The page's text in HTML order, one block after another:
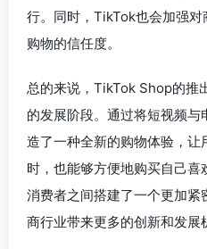
行。同时，TikTok也会加强
购物的信任度。
总的来说，TikTok Shop的推
的发展阶段。通过将短视频
造了一种全新的购物体验，让
时，也能够方便地购买自己
消费者之间搭建了一个更加
商行业带来更多的创新和发展